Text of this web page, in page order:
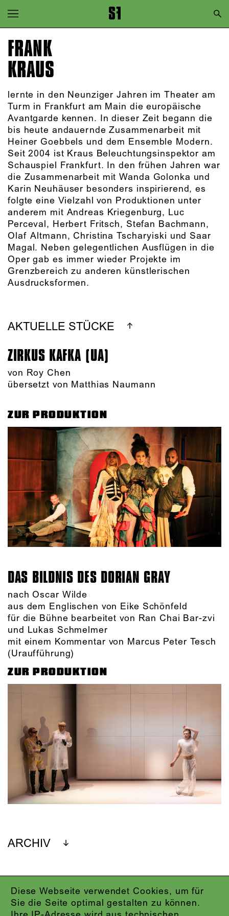
Zur Hauptnavigation springen
Zum Hauptinhalt springen
Zum Footer springen
Diese Webseite verwendet Cookies, um für
Sie die Seite optimal gestalten zu können.
FRANK
KRAUS
lernte in den Neunziger Jahren im Theater am
Turm in Frankfurt am Main die europäische
Avantgarde kennen. In dieser Zeit begann die
bis heute andauernde Zusammenarbeit mit
Heiner Goebbels und dem Ensemble Modern.
Seit 2004 ist Kraus Beleuchtungsinspektor am
Schauspiel Frankfurt. In den frühen Jahren war
die Zusammenarbeit mit Wanda Golonka und
Karin Neuhäuser besonders inspirierend, es
folgte eine Vielzahl von Produktionen unter
anderem mit Andreas Kriegenburg, Luc
Perceval, Herbert Fritsch, Stefan Bachmann,
Olaf Altmann, Christina Tscharyiski und Saar
Magal. Neben gelegentlichen Ausflügen in die
Oper gab es immer wieder Projekte im
Grenzbereich zu anderen künstlerischen
Ausdrucksformen.
AKTUELLE STÜCKE
ZIRKUS KAFKA (UA)
von Roy Chen
übersetzt von Matthias Naumann
ZUR PRODUKTION
DAS BILDNIS DES DORIAN GRAY
nach Oscar Wilde
aus dem Englischen von Eike Schönfeld
für die Bühne bearbeitet von Ran Chai Bar-zvi
und Lukas Schmelmer
mit einem Kommentar von Marcus Peter Tesch
(Uraufführung)
ZUR PRODUKTION
ARCHIV
IMPRESSUM
DATENSCHUTZ